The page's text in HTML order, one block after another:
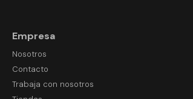
Empresa
Nosotros
Contacto
Trabaja con nosotros